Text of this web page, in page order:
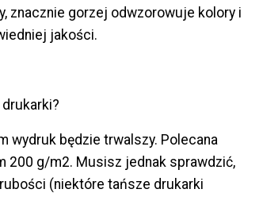
znacznie gorzej odwzorowuje kolory i
jakości.
wydruk będzie trwalszy. Polecana
200 g/m2. Musisz jednak sprawdzić,
(niektóre tańsze drukarki